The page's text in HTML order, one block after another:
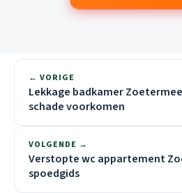
← VORIGE
Lekkage badkamer
schade voorkomen
VOLGENDE →
Verstopte wc appartement
spoedgids